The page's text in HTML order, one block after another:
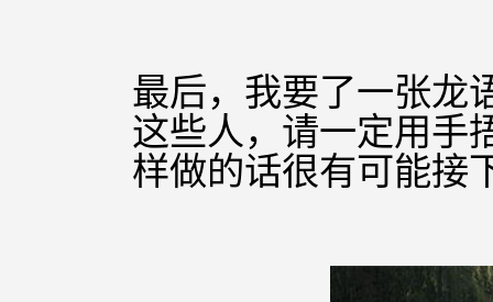
最后，我要了一张龙
这些人，请一定用手
样做的话很有可能接